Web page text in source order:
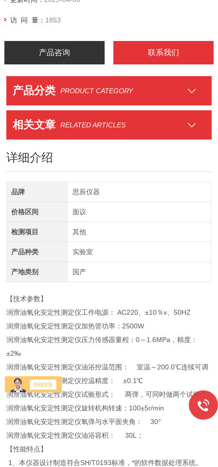
访 问 量： 1853
产品咨询 联系我们
产品分类 PRODUCT CATEGORY
相关文章 RELATED ARTICLES
详细介绍
品牌 思辰仪器
价格区间 面议
检测项目 其他
产品种类 实验室
产地类别 国产
【技术参数】
润滑油氧化安定性测定仪工作电源： AC220、±10％v、50HZ
润滑油氧化安定性测定仪加热管功率：2500W
润滑油氧化安定性测定仪压力传感器量程：0～1.6MPa，精度：
±2‰
润滑油氧化安定性测定仪油浴控温范围： 室温～200.0℃连续可调
润滑油氧化安定性测定仪控温精度： ±0.1℃
润滑油氧化安定性测定仪试验形式： 两弹，可同时做两个试样
润滑油氧化安定性测定仪旋转机构转速：100±5r/min
润滑油氧化安定性测定仪氧弹与水平面夹角： 30°
润滑油氧化安定性测定仪油浴容积： 30L；
【性能特点】
1、本仪器设计制造符合SH/T0193标准，*的软件数据处理系统。